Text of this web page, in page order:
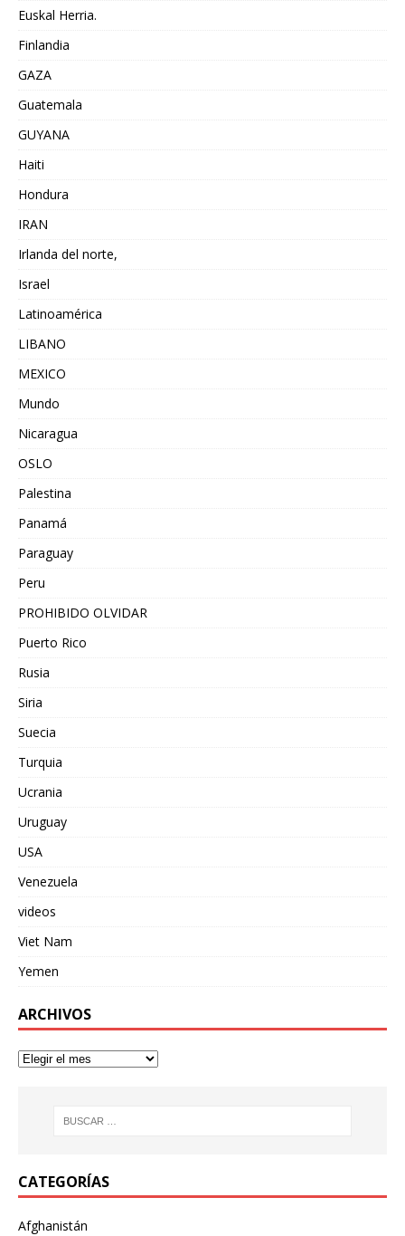
Euskal Herria.
Finlandia
GAZA
Guatemala
GUYANA
Haiti
Hondura
IRAN
Irlanda del norte,
Israel
Latinoamérica
LIBANO
MEXICO
Mundo
Nicaragua
OSLO
Palestina
Panamá
Paraguay
Peru
PROHIBIDO OLVIDAR
Puerto Rico
Rusia
Siria
Suecia
Turquia
Ucrania
Uruguay
USA
Venezuela
videos
Viet Nam
Yemen
ARCHIVOS
CATEGORÍAS
Afghanistán